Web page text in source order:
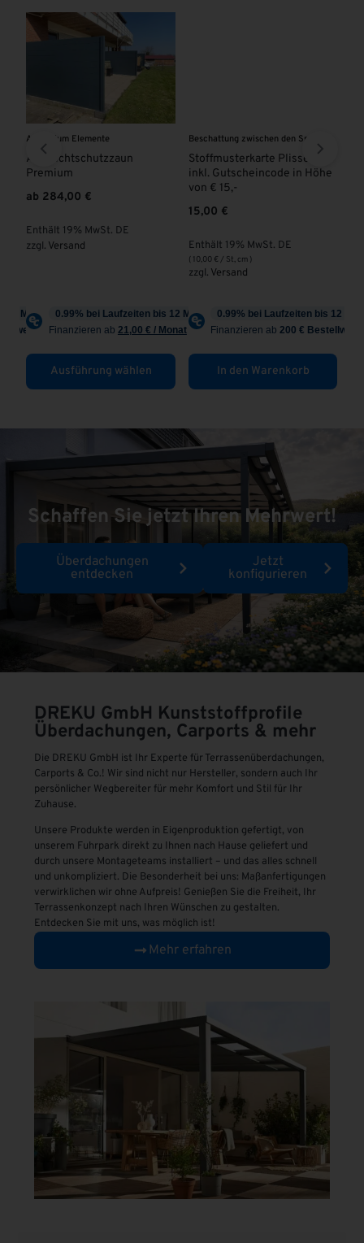
Aluminium Elemente
Alu-Sichtschutzzaun
Premium
ab 284,00 €
Enthält 19% MwSt. DE
zzgl. Versand
Ausführung wählen
Beschattung zwischen den Sparren
Stoffmusterkarte Plissees
inkl. Gutscheincode in Höhe
von € 15,-
15,00 €
Enthält 19% MwSt. DE
( 10,00 € / St, cm )
zzgl. Versand
In den Warenkorb
Schaffen Sie jetzt Ihren Mehrwert!
Überdachungen
entdecken
Jetzt
konfigurieren
DREKU GmbH Kunststoffprofile
Überdachungen, Carports & mehr
Die DREKU GmbH ist Ihr Experte für Terrassenüberdachungen,
Carports & Co.! Wir sind nicht nur Hersteller, sondern auch Ihr
persönlicher Wegbereiter für mehr Komfort und Stil für Ihr
Zuhause.
Unsere Produkte werden in Eigenproduktion gefertigt, von
unserem Fuhrpark direkt zu Ihnen nach Hause geliefert und
durch unsere Montageteams installiert – und das alles schnell
und unkompliziert. Die Besonderheit bei uns: Maßanfertigungen
verwirklichen wir ohne Aufpreis! Genießen Sie die Freiheit, Ihr
Terrassenkonzept nach Ihren Wünschen zu gestalten.
Entdecken Sie mit uns, was möglich ist!
Mehr erfahren